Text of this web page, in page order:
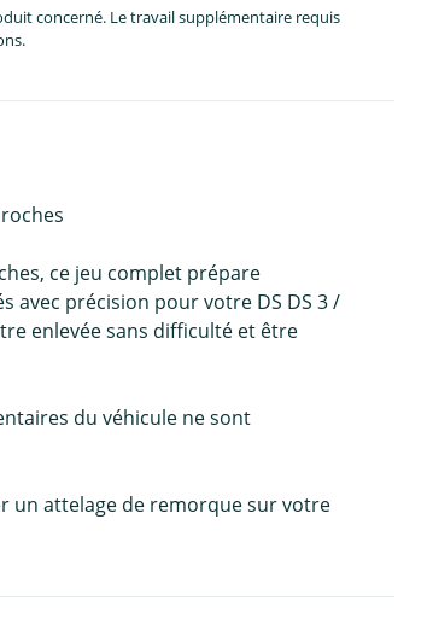
concerné. Le travail supplémentaire requis
ce jeu complet prépare
avec précision pour votre DS DS 3 /
enlevée sans difficulté et être
du véhicule ne sont
un attelage de remorque sur votre